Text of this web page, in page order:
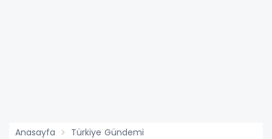
Anasayfa Türkiye Gündemi